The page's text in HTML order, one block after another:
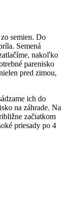
semien. Do
Semená
nakoľko
parenisko
pred zimou,
ich do
na záhrade. Na
začiatkom
priesady po 4